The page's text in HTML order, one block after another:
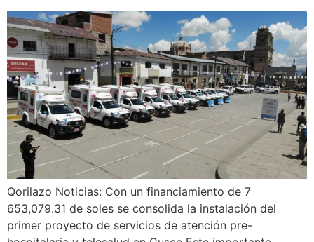
Qorilazo Noticias: Con un financiamiento de 7
653,079.31 de soles se consolida la instalación del
primer proyecto de servicios de atención pre-